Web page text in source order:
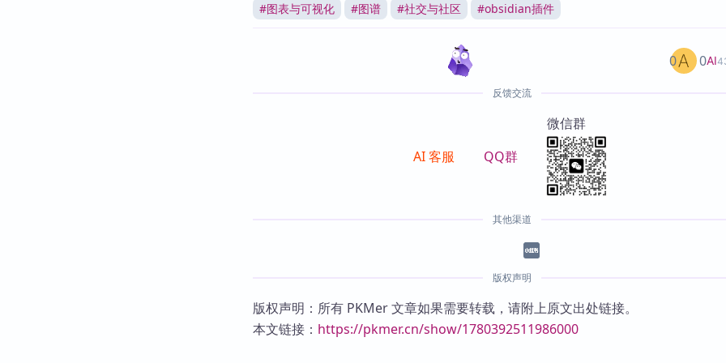
#图表与可视化 #图谱 #社交与社区 #obsidian插件
AI
0 0
反馈交流
AI 客服 QQ群
微信群
其他渠道
版权声明
版权声明：所有 PKMer 文章如果需要转载，请附上原文出处链接。
本文链接： https://pkmer.cn/show/1780392511986000